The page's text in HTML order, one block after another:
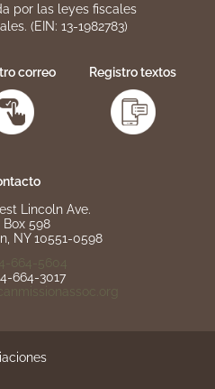
por las leyes fiscales
(EIN: 13-1982783)
correo Registro textos
Lincoln Ave.
Box 598
NY 10551-0598
664-5604
664-3017